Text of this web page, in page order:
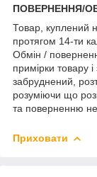
ПОВЕРНЕННЯ/
Товар, куплений
протягом 14-ти
Обмін /
примірки товару
забруднений,
розуміючи що
та поверненню не
Приховати